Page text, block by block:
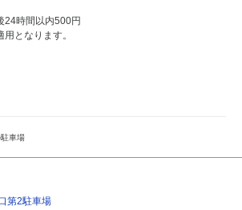
24時間以内500円
となります。
車場
第2駐車場